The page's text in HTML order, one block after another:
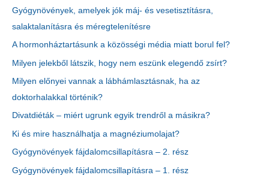
Gyógynövények, amelyek jók máj- és vesetisztításra,
salaktalanításra és méregtelenítésre
A hormonháztartásunk a közösségi média miatt borul fel?
Milyen jelekből látszik, hogy nem eszünk elegendő zsírt?
Milyen előnyei vannak a lábhámlasztásnak, ha az
doktorhalakkal történik?
Divatdiéták – miért ugrunk egyik trendről a másikra?
Ki és mire használhatja a magnéziumolajat?
Gyógynövények fájdalomcsillapításra – 2. rész
Gyógynövények fájdalomcsillapításra – 1. rész